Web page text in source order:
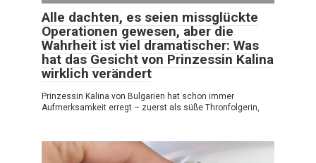
Alle dachten, es seien missglückte
Operationen gewesen, aber die
Wahrheit ist viel dramatischer: Was
hat das Gesicht von Prinzessin Kalina
wirklich verändert
Prinzessin Kalina von Bulgarien hat schon immer
Aufmerksamkeit erregt – zuerst als süße Thronfolgerin,